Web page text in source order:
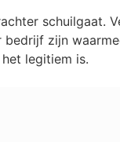
schuilgaat.
zijn
legitiem is.